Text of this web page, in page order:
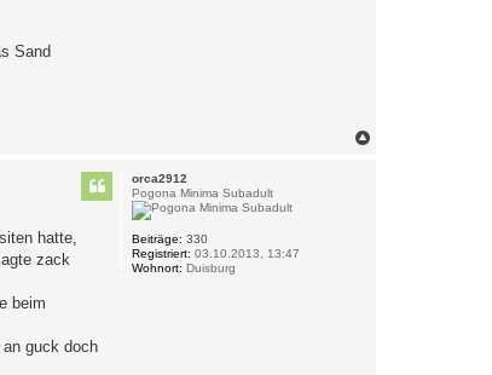
Sand
orca2912
Pogona Minima Subadult
Beiträge: 330
Registriert: 03.10.2013, 13:47
Wohnort: Duisburg
hatte,
zack
beim
guck doch